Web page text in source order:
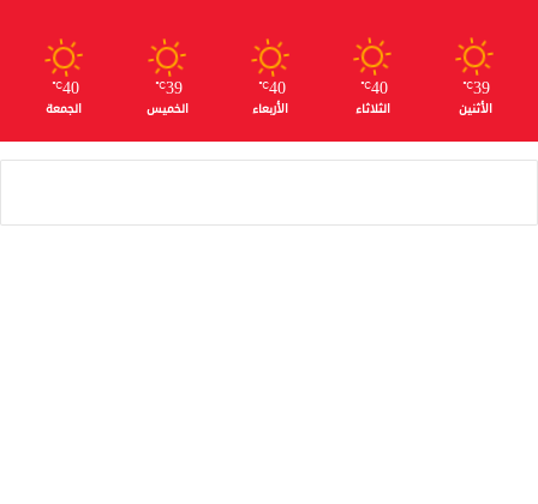
39
℃
الأثنين
40
℃
الثلاثاء
40
℃
الأربعاء
39
℃
الخميس
40
℃
الجمعة